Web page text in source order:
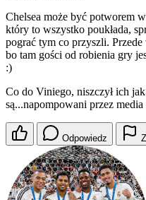
Chelsea może być potworem
który to wszystko poukłada,
pograć tym co przyszli.
bo tam gości od robienia gry
:)
Co do Viniego, niszczył ich
są...napompowani przez media
Odpowiedz